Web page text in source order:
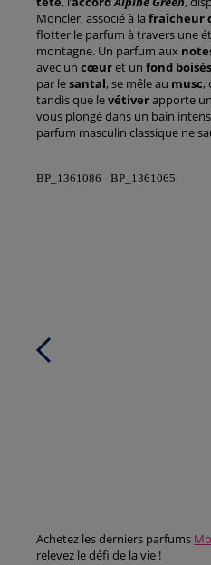
Moncler, associé à la fraîcheur
flotter le parfum à travers une
montagne. Un parfum aux
avec un cœuret un fond boisés
par lesantal, se mêle au musc,
tandis que levétiverapporte
vous plongé dans un bain
parfum masculin classique ne
BP_1361086 BP_1361065
Achetez les derniers parfums
relevez le défi de la vie !